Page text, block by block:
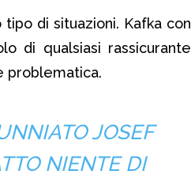
di situazioni. Kafka con
di qualsiasi rassicurante
problematica.
JOSEF
NIENTE DI